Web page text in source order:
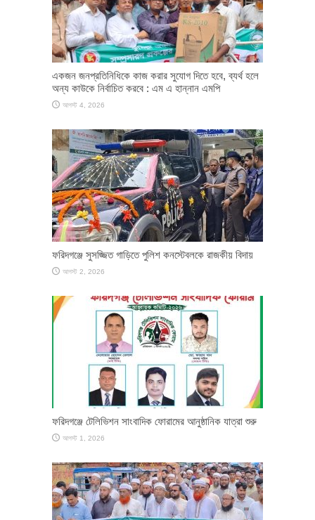
একজন জনপ্রতিনিধিকে কাজ করার সুযোগ দিতে হবে, ব্যর্থ হলে
অন্য কাউকে নির্বাচিত করবে : এম এ হান্নান এমপি
আগস্ট 4, 2026
ফরিদগঞ্জে সুসজ্জিত গাড়িতে পুলিশ কনস্টেবলকে রাজকীয় বিদায়
আগস্ট 2, 2026
ফরিদগঞ্জে টেলিভিশন সাংবাদিক ফোরামের আনুষ্ঠানিক যাত্রা শুরু
আগস্ট 1, 2026